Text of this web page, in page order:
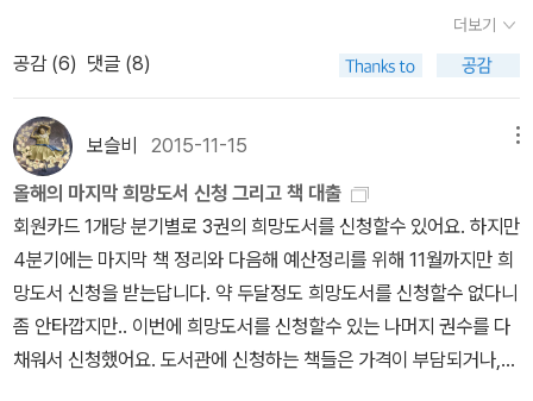
끼게 해주는 친구. 그런 친구가 있으면 좋겠다 생각하면서도, 반대로
제가 그런 친구가 되어주면 좋겠다는 생각을 해보았습니다. 종교
이 필요없는 멋진 나라가 되면 좋지만.. 자꾸 술방을 찾게 하는 나쁜
나라. 요리책이었어도 읽었을테지만, 요리책이 아닌 이연복 요리사
의 요리 인생을 이야기해서 더 좋았던 책이예요. 저도 짜장면, 짬뽕,
탕수육, 양장피, 동파육, 해물누룽지탕, 깐풍기, 칠리새우등을 집에서
만들어보았는데, 만들수 있어도 그냥 중국집에서 먹는것이 더 편하고
맛있는 요리들이 많아서 왠만한 날이 아니면 집에서 안 만들어요. ㅎ
ㅎ (그렇게 만들때는 먹고 싶어도 사먹을수 없으니 직접 만들수밖에
없었지만.... ) 가족들과 식사를 하면서 제가 정말 좋아하는 요리가 뭘
랑이 아직도 적응이 안된데요. 30년전의 영화인데 촌스러운것을 감
안하더라도 아이디어가 좋아서 깨알같은 재미가 있었습니다. 신랑
이 혼자 보다가 제가 좋아할 영화라며 그대로 '멈춤'하고 같이 봤어요.
^^;;초반에 '으.....웩' 거리며 봤는데, 중간에는 너무 착해(?)져서 살짝
지루한 점이 있었어요. 용두사미격이지만, 그래도 독특한 좀비물과
좋아하는 배우들의 등장이 반가웠습니다. 둘째 조카 추천으로 본 영
화. 슈퍼배드 함께 보고 미니언즈 캐릭터들이 귀엽다 생각했는데, 미
니언즈만 모아놓은 영화네요. 캐릭터의 힘!! 셜록 2시즌 마지막 편
보고 3시즌 넘어가는중. 너무 좋아요~~곧 4시즌이 돌아온다고 하니
아껴보고 있습니다. '잘생김'을 연기하는 베네닉트 컴버배치~~~ 셜
록일때가 가장 멋진것 같아요. 읽었거나 읽을 예정이거나 읽는
더보기
공감 (6) 댓글 (8)
보슬비 2015-11-15
올해의 마지막 희망도서 신청 그리고 책 대출
회원카드 1개당 분기별로 3권의 희망도서를 신청할수 있어요. 하지만
4분기에는 마지막 책 정리와 다음해 예산정리를 위해 11월까지만 희
망도서 신청을 받는답니다. 약 두달정도 희망도서를 신청할수 없다니
좀 안타깝지만.. 이번에 희망도서를 신청할수 있는 나머지 권수를 다
채워서 신청했어요. 도서관에 신청하는 책들은 가격이 부담되거나,